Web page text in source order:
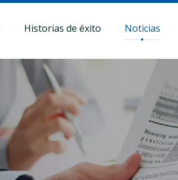
Historias de éxito Noticias